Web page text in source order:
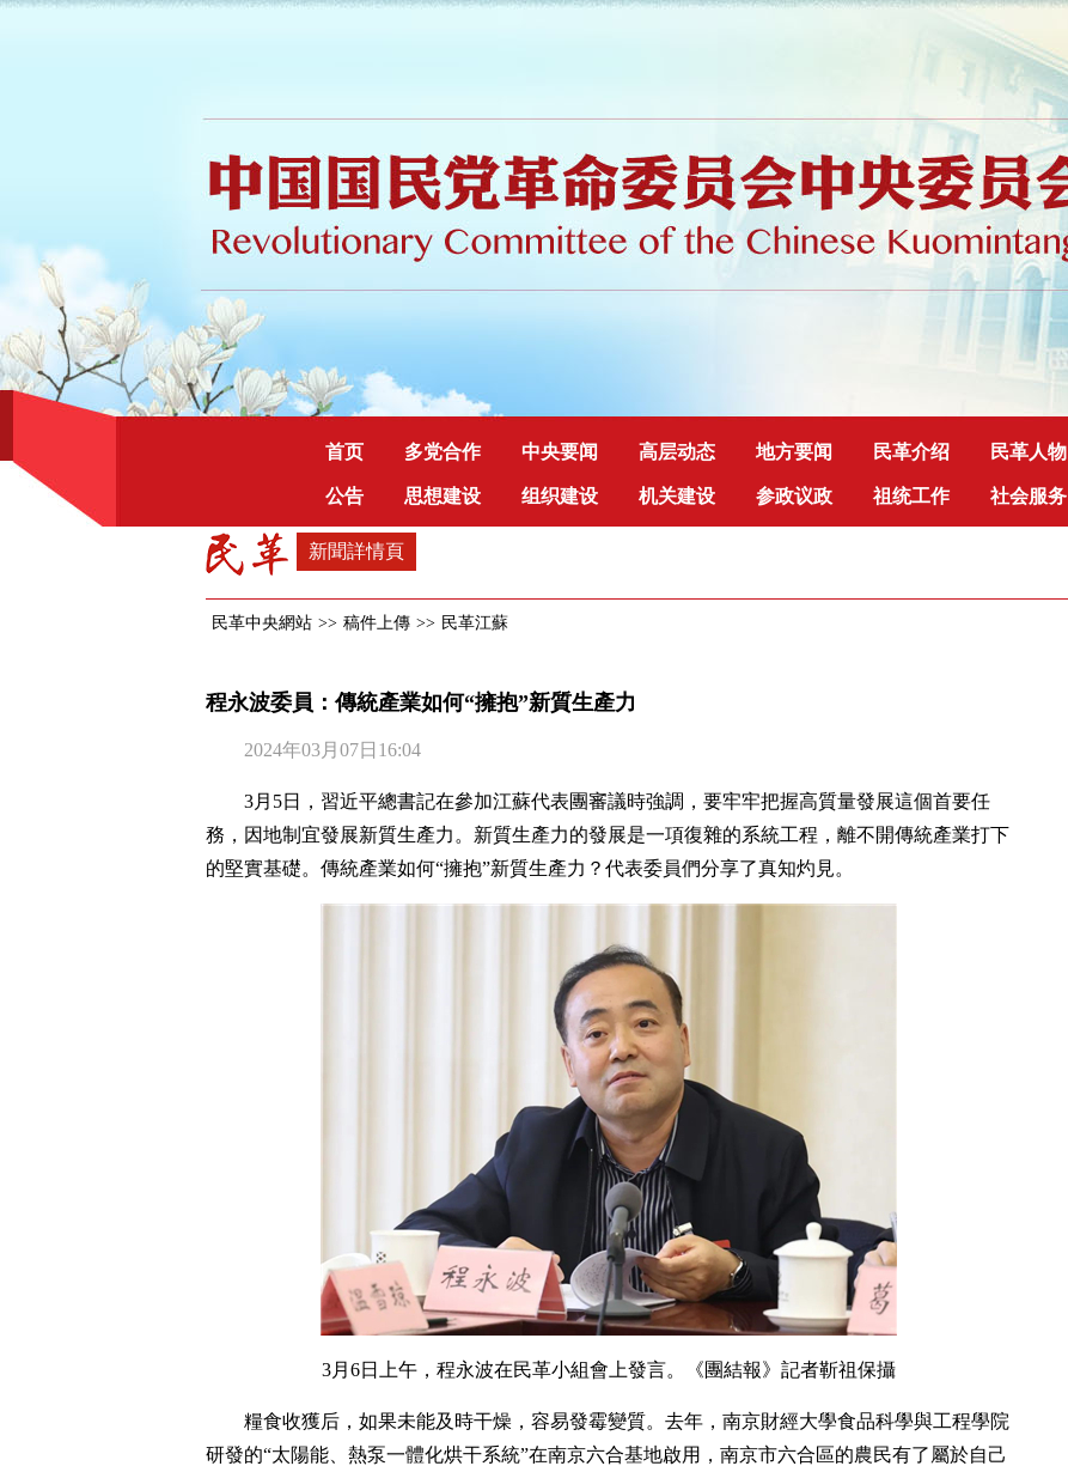
首页 多党合作 中央要闻 高层动态 地方要闻 民革介绍 民革人物
公告 思想建设 组织建设 机关建设 参政议政 祖统工作 社会服务
新聞詳情頁
民革中央網站 >> 稿件上傳 >> 民革江蘇
程永波委員：傳統產業如何“擁抱”新質生產力
2024年03月07日16:04
3月5日，習近平總書記在參加江蘇代表團審議時強調，要牢牢把握高質量發展這個首要任
務，因地制宜發展新質生產力。新質生產力的發展是一項復雜的系統工程，離不開傳統產業打下
的堅實基礎。傳統產業如何“擁抱”新質生產力？代表委員們分享了真知灼見。
3月6日上午，程永波在民革小組會上發言。《團結報》記者靳祖保攝
糧食收獲后，如果未能及時干燥，容易發霉變質。去年，南京財經大學食品科學與工程學院
研發的“太陽能、熱泵一體化烘干系統”在南京六合基地啟用，南京市六合區的農民有了屬於自己